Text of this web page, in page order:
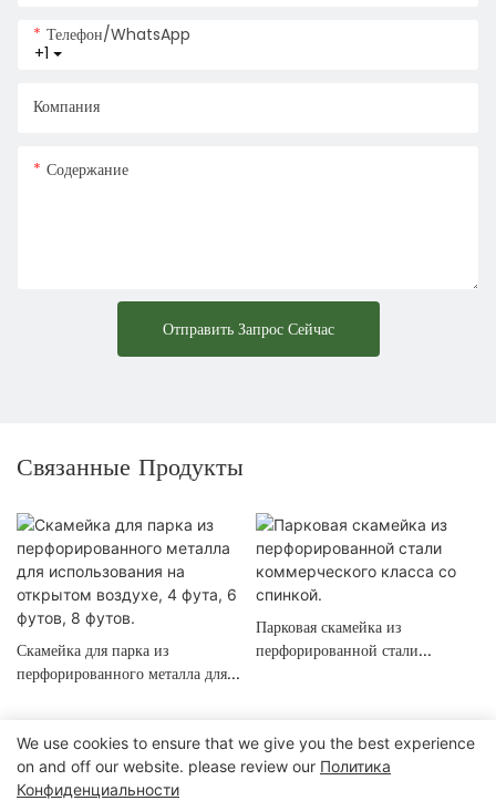
+1
Телефон/WhatsApp
Компания
Содержание
Отправить Запрос Сейчас
Связанные Продукты
Скамейка для парка из
перфорированного металла для
футов.
Парковая скамейка из
перфорированной стали
Авторские права © 2025 Chongqing Arlau Civic Equipment
We use cookies to ensure that we give you the best experience
on and off our website. please review our Политика
Конфиденциальности